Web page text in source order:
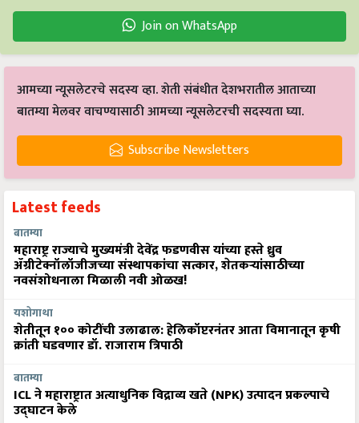
Join on WhatsApp
आमच्या न्यूसलेटरचे सदस्य व्हा. शेती संबंधीत देशभरातील आताच्या
बातम्या मेलवर वाचण्यासाठी आमच्या न्यूसलेटरची सदस्यता घ्या.
Subscribe Newsletters
Latest feeds
बातम्या
महाराष्ट्र राज्याचे मुख्यमंत्री देवेंद्र फडणवीस यांच्या हस्ते ध्रुव
ॲग्रीटेक्नॉलॉजीजच्या संस्थापकांचा सत्कार, शेतकऱ्यांसाठीच्या
नवसंशोधनाला मिळाली नवी ओळख!
यशोगाथा
शेतीतून १०० कोटींची उलाढाल: हेलिकॉप्टरनंतर आता विमानातून कृषी
क्रांती घडवणार डॉ. राजाराम त्रिपाठी
बातम्या
ICL ने महाराष्ट्रात अत्याधुनिक विद्राव्य खते (NPK) उत्पादन प्रकल्पाचे
उद्घाटन केले